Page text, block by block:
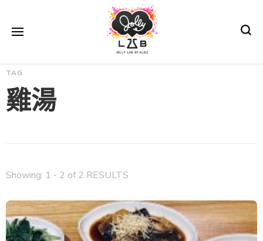
伴：I Phone X📱、SONY A7II，鏡頭E 16-35mm F4 ZA OSS。喜歡創作，
創作很有趣，因為創作是獨一無二只屬於你。歡樂研究所是愛麗絲創作、天
馬行空的小天地🌈。歡迎大家來到 jolly lab，希望 jolly lab也能為你/妳暫
TAG
雞湯
Showing: 1 - 2 of 2 RESULTS